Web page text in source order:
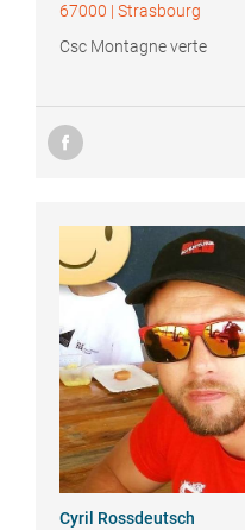
67000 | Strasbourg
Csc Montagne verte
Cyril Rossdeutsch